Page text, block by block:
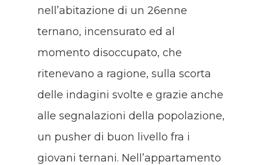
nell’abitazione di un 26enne
ternano, incensurato ed al
momento disoccupato, che
ritenevano a ragione, sulla scorta
delle indagini svolte e grazie anche
alle segnalazioni della popolazione,
un pusher di buon livello fra i
giovani ternani. Nell’appartamento